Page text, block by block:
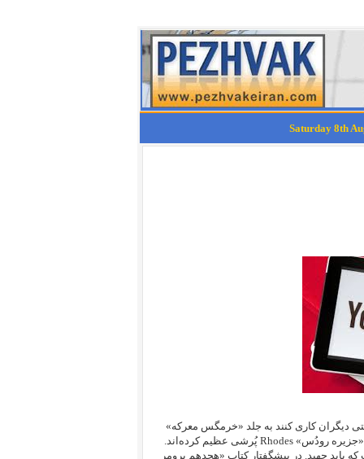
دیگران کاری کنند به جلد «خرمگس معرکه»
رفته، آزرده می‌شوند. در افسانه «ازوپ» می‌خوانیم: لاف‌رنان مدعى بودند در «جزیره رودُس» Rhodes پُرشى عظیم کرده‌اند.
باید جهید. در پیشگفتار کتاب «هجدهم برومر